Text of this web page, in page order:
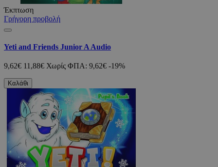
Έκπτωση
Γρήγορη προβολή
Yeti and Friends Junior A Audio
9,62€ 11,88€ Χωρίς ΦΠΑ: 9,62€ -19%
Καλάθι